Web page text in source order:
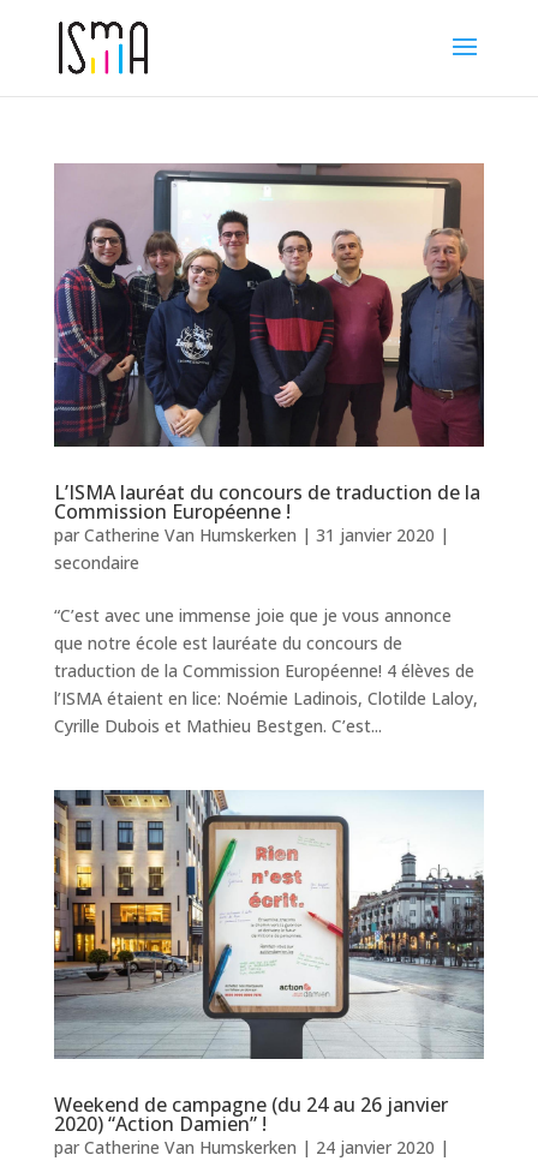
L’ISMA lauréat du concours de traduction de la
Commission Européenne !
par Catherine Van Humskerken | 31 janvier 2020 |
secondaire
“C’est avec une immense joie que je vous annonce
que notre école est lauréate du concours de
traduction de la Commission Européenne! 4 élèves de
l’ISMA étaient en lice: Noémie Ladinois, Clotilde Laloy,
Cyrille Dubois et Mathieu Bestgen. C’est...
Weekend de campagne (du 24 au 26 janvier
2020) “Action Damien” !
par Catherine Van Humskerken | 24 janvier 2020 |